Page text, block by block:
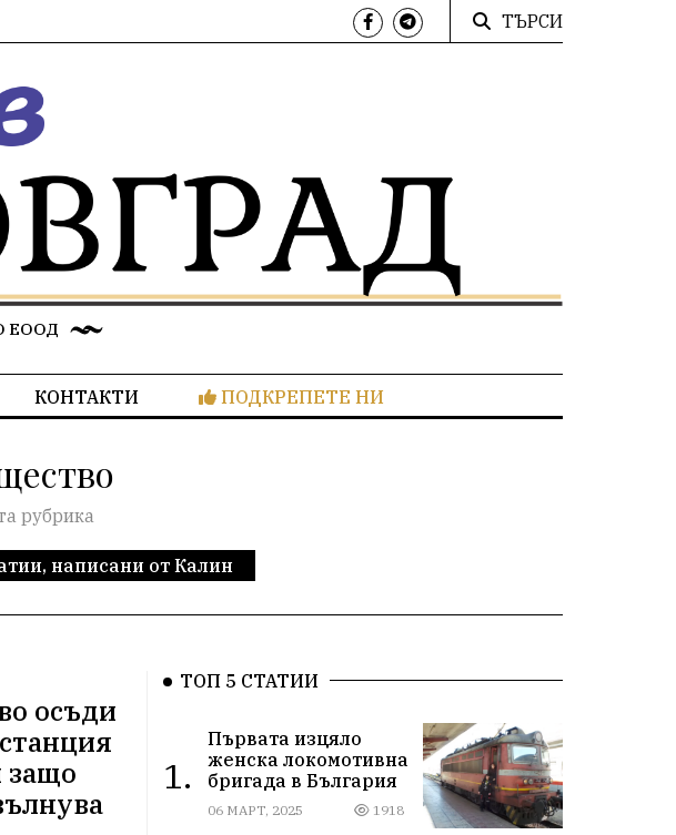
ТЪРСИ
ЕООД
КОНТАКТИ ПОДКРЕПЕТЕ НИ
рубрика
написани от Калин
осъди
защо
ТОП 5 СТАТИИ
1.
Първата изцяло
женска локомотивна
бригада в България
06 МАРТ, 2025 1918